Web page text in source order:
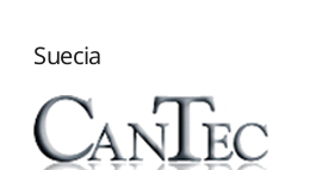
Suecia